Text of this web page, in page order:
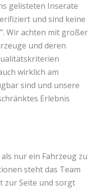
gelisteten Inserate
und sind keine
Wir achten mit großer
und deren
wirklich am
sind und unsere
Erlebnis
nur ein Fahrzeug zu
steht das Team
zur Seite und sorgt